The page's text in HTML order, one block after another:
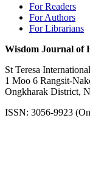
For Readers
For Authors
For Librarians
Wisdom Journal of
St Teresa
1 Moo 6 Rangsit-
Ongkharak District,
ISSN: 3056-9923